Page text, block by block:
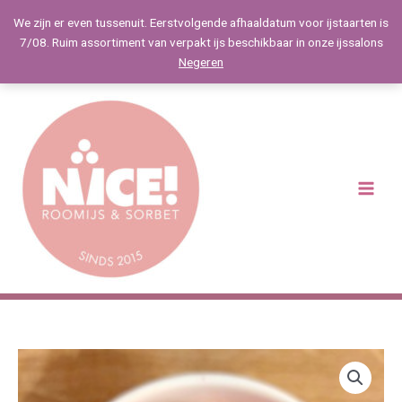
We zijn er even tussenuit. Eerstvolgende afhaaldatum voor ijstaarten is
7/08. Ruim assortiment van verpakt ijs beschikbaar in onze ijssalons
Negeren
naar
Prijsklasse:
€15,00
tot
Framboos
(suiker-